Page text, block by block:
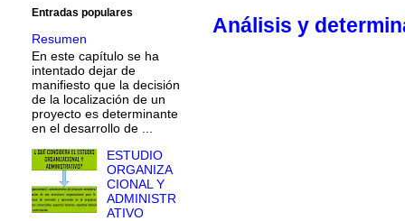
Análisis y
Entradas populares
Resumen
En este capítulo se ha
intentado dejar de
manifiesto que la decisión
de la localización de un
proyecto es determinante
en el desarrollo de ...
ESTUDIO
ORGANIZA
CIONAL Y
ADMINISTR
ATIVO